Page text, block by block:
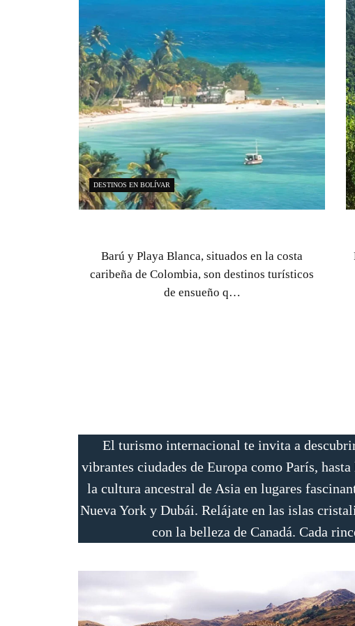
TIPS PARA VIAJEROS
La Ciudad Perdida es una de esas travesías que
no puede dejar de hacer si viaja a Colombia.
Hablamos…
El turismo internacional te invita a
vibrantes ciudades de Europa como París,
la cultura ancestral de Asia en lugares
Nueva York y Dubái. Relájate en las islas
con la belleza de Canadá. Cada